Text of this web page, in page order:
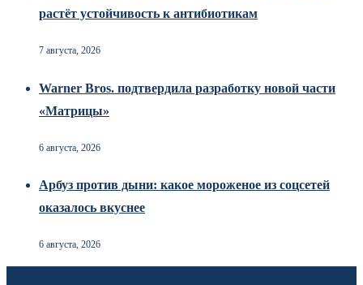
растёт устойчивость к антибиотикам
7 августа, 2026
Warner Bros. подтвердила разработку новой части
«Матрицы»
6 августа, 2026
Арбуз против дыни: какое мороженое из соцсетей
оказалось вкуснее
6 августа, 2026